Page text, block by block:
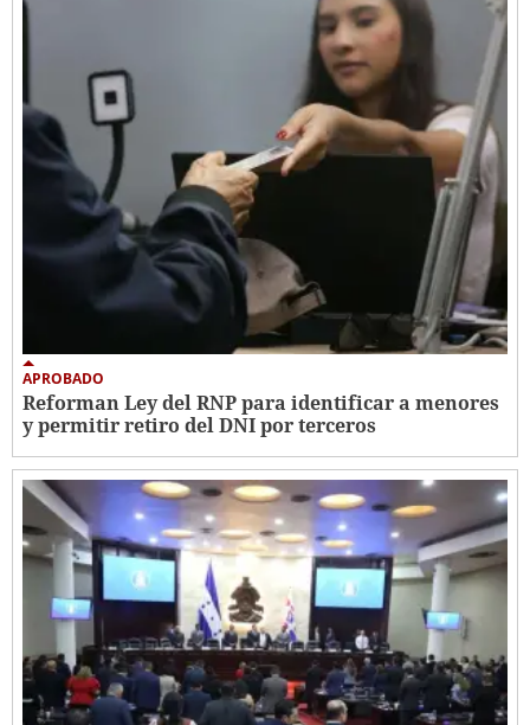
APROBADO
Reforman Ley del RNP para identificar a menores
y permitir retiro del DNI por terceros